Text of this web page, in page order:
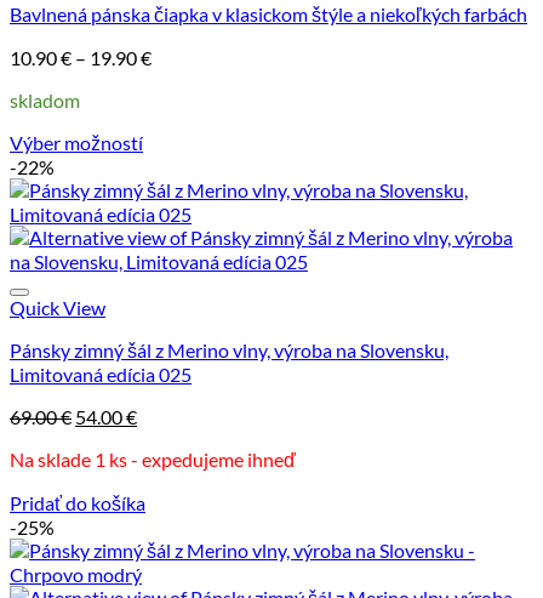
Bavlnená pánska čiapka v klasickom štýle a niekoľkých farbách
10.90€ – 19.90€Price
skladom
Výber možností
Tento
produkt
má
viacero
variantov.
si
vybrať
na
produktu.
-22%
Quick View
Pánsky zimný šál z Merino vlny, výroba na Slovensku,
Limitovaná edícia 025
69.00€ Pôvodná
bola:
54.00€Aktuálna
je:
Na sklade 1 ks - expedujeme ihneď
Pridať do košíka
-25%